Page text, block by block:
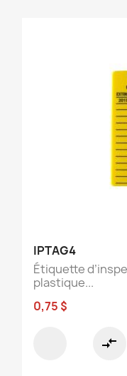
IPTAG4
Étiquette
plastique...
0,75 $
compare_arrows